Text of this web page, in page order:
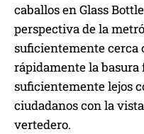
caballos en Glass
perspectiva de la
suficientemente cerca
rápidamente la
suficientemente lejos
ciudadanos con la
vertedero.